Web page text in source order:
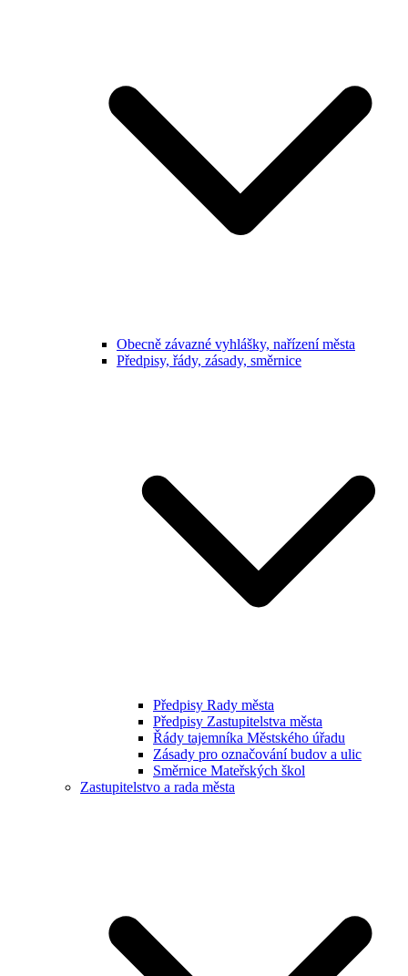
Obecně závazné vyhlášky, nařízení města
Předpisy, řády, zásady, směrnice
Předpisy Rady města
Předpisy Zastupitelstva města
Řády tajemníka Městského úřadu
Zásady pro označování budov a ulic
Směrnice Mateřských škol
Zastupitelstvo a rada města